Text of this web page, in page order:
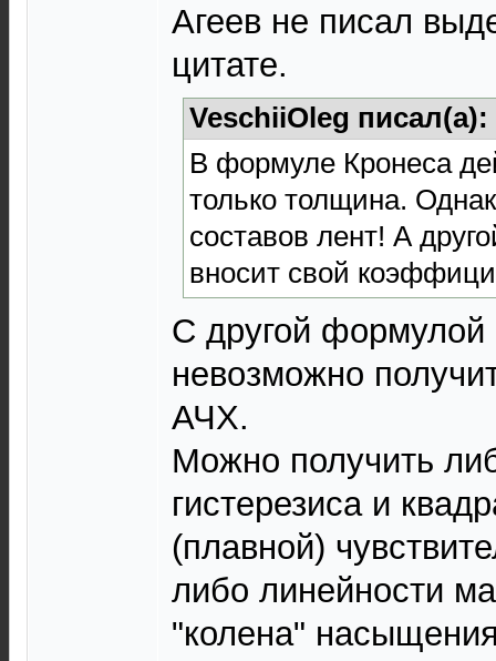
Агеев не писал
цитате.
VeschiiOleg писал(а):
В формуле Кронеса
только толщина.
составов лент! А
вносит свой
С другой формулой
невозможно
АЧХ.
Можно получить
гистерезиса и
(плавной)
либо линейности
"колена"